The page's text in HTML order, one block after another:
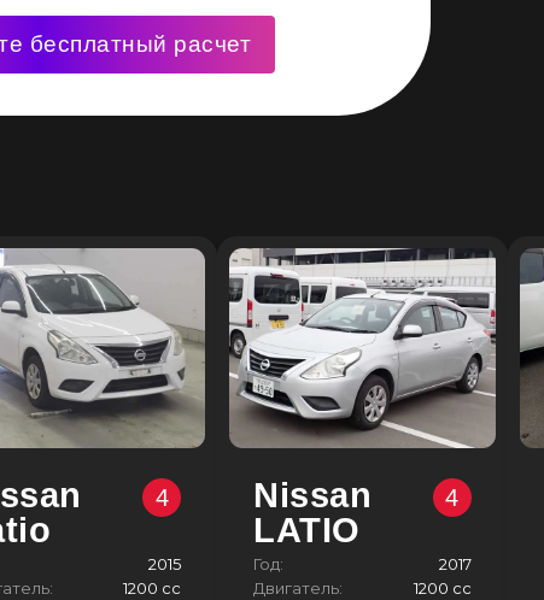
бесплатный расчет
4
2015
1200 сс
Nissan
LATIO
4
Год:
2017
Двигатель:
1200 сс